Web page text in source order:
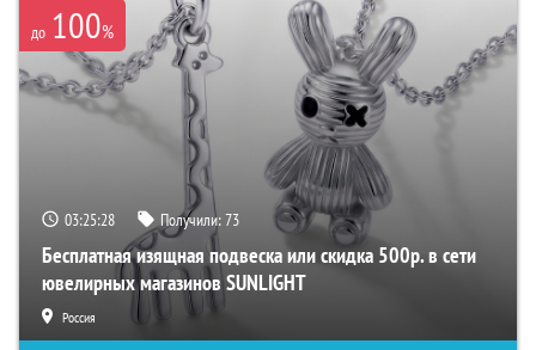
до 100%
03:25:28 Получили:73
Бесплатная изящная подвеска или скидка 500р. в сети
ювелирных магазинов SUNLIGHT
Россия